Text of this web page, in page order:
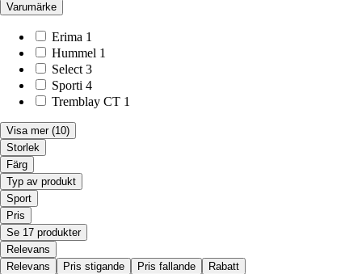
Varumärke
Erima 1
Hummel 1
Select 3
Sporti 4
Tremblay CT 1
Visa mer (10)
Storlek
Färg
Typ av produkt
Sport
Pris
Se 17 produkter
Relevans
Relevans
Pris stigande Pris fallande Rabatt